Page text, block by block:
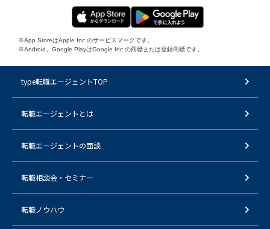
※App StoreはApple Inc.のサービスマークです。
※Android、Google PlayはGoogle Inc.の商標または登録商標です。
type転職エージェントTOP
転職エージェントとは
転職エージェントの面談
転職相談会・セミナー
転職ノウハウ